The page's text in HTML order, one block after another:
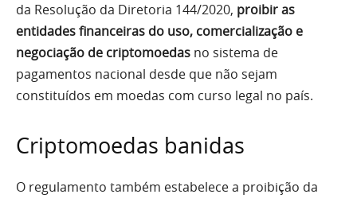
da Resolução da Diretoria 144/2020, proibir as
entidades financeiras do uso, comercialização e
negociação de criptomoedas no sistema de
pagamentos nacional desde que não sejam
constituídos em moedas com curso legal no país.
Criptomoedas banidas
O regulamento também estabelece a proibição da